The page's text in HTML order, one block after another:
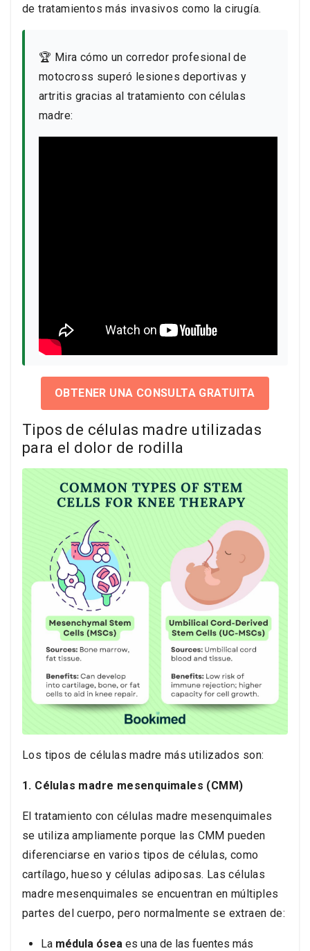
de tratamientos más invasivos como la cirugía.
🏆 Mira cómo un corredor profesional de
motocross superó lesiones deportivas y
artritis gracias al tratamiento con células
madre:
OBTENER UNA CONSULTA GRATUITA
Tipos de células madre utilizadas
para el dolor de rodilla
Los tipos de células madre más utilizados son:
1. Células madre mesenquimales (CMM)
El tratamiento con células madre mesenquimales
se utiliza ampliamente porque las CMM pueden
diferenciarse en varios tipos de células, como
cartílago, hueso y células adiposas. Las células
madre mesenquimales se encuentran en múltiples
partes del cuerpo, pero normalmente se extraen de:
La médula ósea es una de las fuentes más